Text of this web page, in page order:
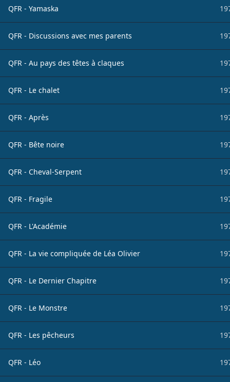
QFR - Yamaska
QFR - Discussions avec mes parents
QFR - Au pays des têtes à claques
QFR - Le chalet
QFR - Après
QFR - Bête noire
QFR - Cheval-Serpent
QFR - Fragile
QFR - L'Académie
QFR - La vie compliquée de Léa Olivier
QFR - Le Dernier Chapitre
QFR - Le Monstre
QFR - Les pêcheurs
QFR - Léo